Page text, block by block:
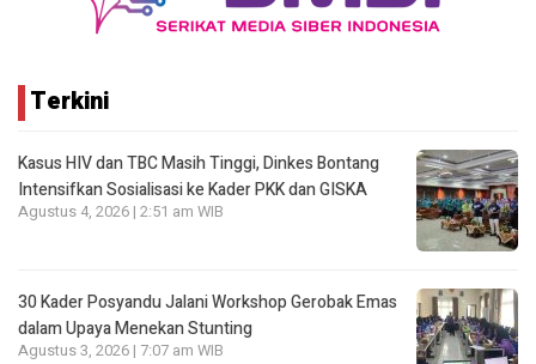
Terkini
Kasus HIV dan TBC Masih Tinggi, Dinkes Bontang
Intensifkan Sosialisasi ke Kader PKK dan GISKA
Agustus 4, 2026 | 2:51 am WIB
30 Kader Posyandu Jalani Workshop Gerobak Emas
dalam Upaya Menekan Stunting
Agustus 3, 2026 | 7:07 am WIB